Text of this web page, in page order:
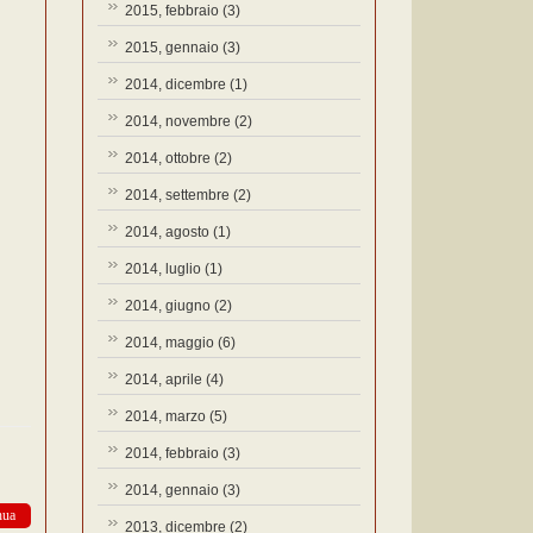
2015, febbraio (3)
2015, gennaio (3)
2014, dicembre (1)
2014, novembre (2)
2014, ottobre (2)
2014, settembre (2)
2014, agosto (1)
2014, luglio (1)
2014, giugno (2)
2014, maggio (6)
2014, aprile (4)
2014, marzo (5)
2014, febbraio (3)
2014, gennaio (3)
2013, dicembre (2)